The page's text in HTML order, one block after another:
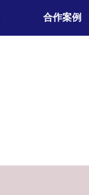
合作案例